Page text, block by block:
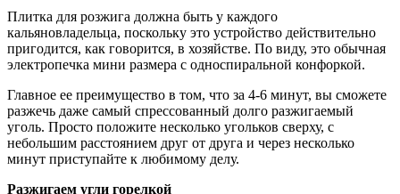
Плитка для розжига должна быть у каждого
кальяновладельца, поскольку это устройство действительно
пригодится, как говорится, в хозяйстве. По виду, это обычная
электропечка мини размера с односпиральной конфоркой.
Главное ее преимущество в том, что за 4-6 минут, вы сможете
разжечь даже самый спрессованный долго разжигаемый
уголь. Просто положите несколько угольков сверху, с
небольшим расстоянием друг от друга и через несколько
минут приступайте к любимому делу.
Разжигаем угли горелкой